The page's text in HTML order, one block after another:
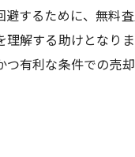
するために、無料
解する助けとなり
有利な条件での売却